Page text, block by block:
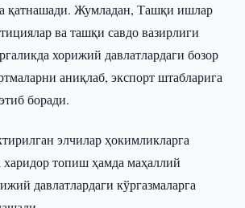
қатнашади. Жумладан, Ташқи ишлар
ва ташқи савдо вазирлиги
хорижий давлатлардаги бозор
аниқлаб, экспорт штабларига
боради.
элчилар ҳокимликларга
харидор топиш ҳамда маҳаллий
давлатлардаги кўргазмаларга